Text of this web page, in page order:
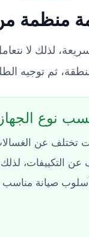
منظمة
لذلك لا
ثم
نوع الجهاز
تختلف عن
عن التكييفات، لذلك
صيانة مناسب